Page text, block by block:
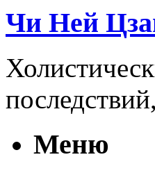
Чи Ней
Меню